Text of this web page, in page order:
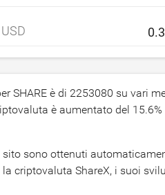
USD
SHARE è di 2253080 su vari
è aumentato del 15.6
sito sono ottenuti
criptovaluta ShareX, i suoi